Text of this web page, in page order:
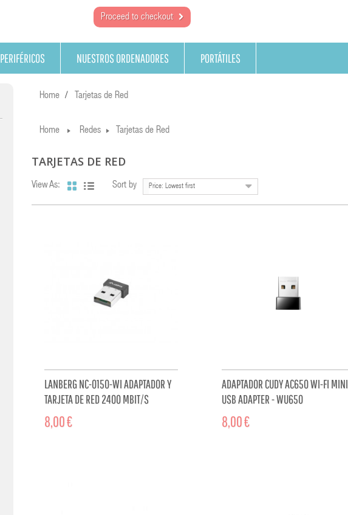
Proceed to checkout
PERIFÉRICOS NUESTROS ORDENADORES PORTÁTILES
Home Tarjetas de Red
Home Redes Tarjetas de Red
TARJETAS DE RED
View As: Sort by Price: Lowest first
LANBERG NC-0150-WI ADAPTADOR Y
TARJETA DE RED 2400 MBIT/S
8,00 €
ADAPTADOR CUDY AC650 WI-FI MINI
USB ADAPTER - WU650
8,00 €